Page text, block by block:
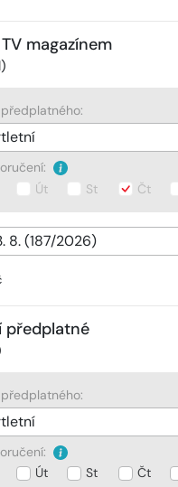
magazínem
Út St Čt
předplatné
Út St Čt